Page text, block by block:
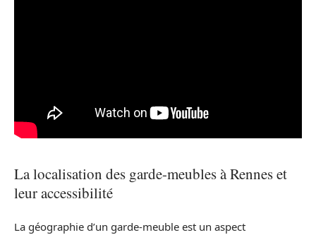
La localisation des garde-meubles à Rennes et
leur accessibilité
La géographie d’un garde-meuble est un aspect